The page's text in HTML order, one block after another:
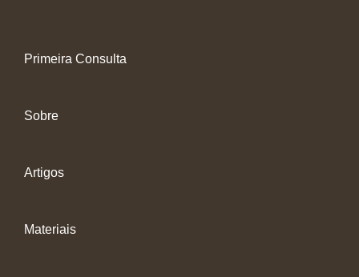
Primeira Consulta
Sobre
Artigos
Materiais